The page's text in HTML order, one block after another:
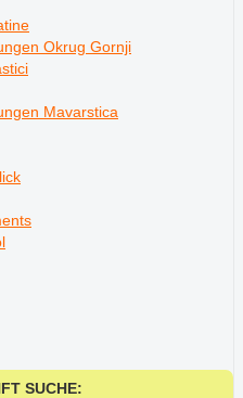
Okrug Gornji
Mavarstica
SUCHE: